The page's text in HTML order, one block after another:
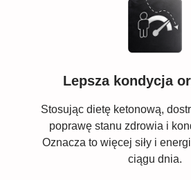
Lepsza kondycja
Stosując dietę ketonową,
poprawę stanu zdrowia i
Oznacza to więcej siły i
ciągu dnia.